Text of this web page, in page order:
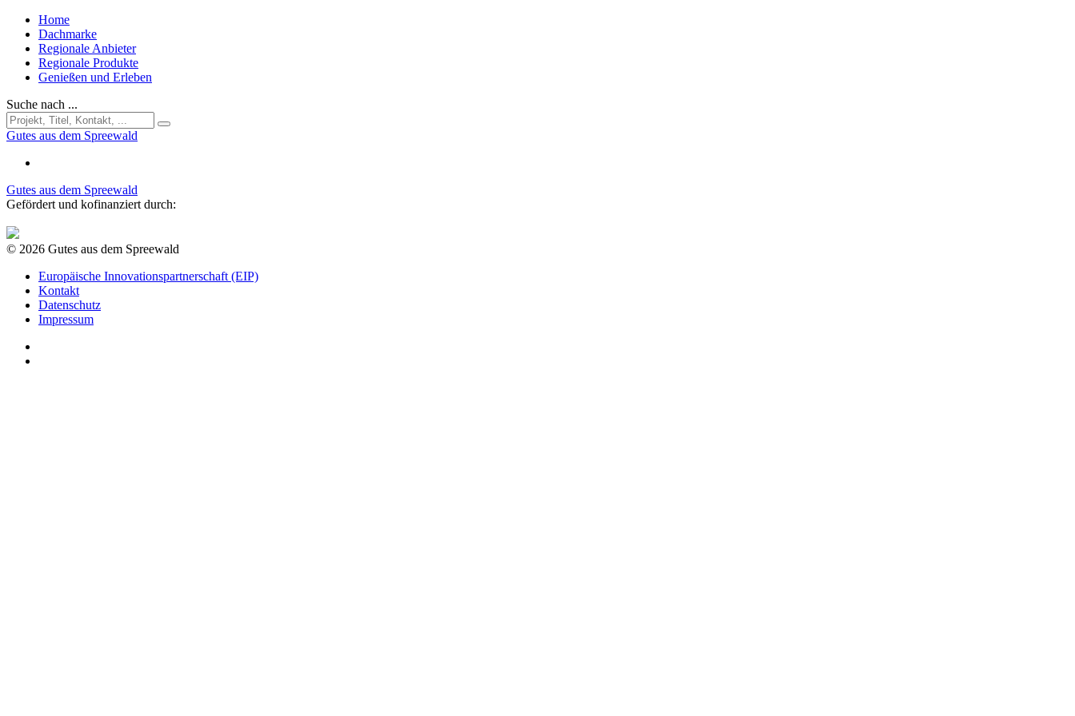
Home
Dachmarke
Regionale Anbieter
Regionale Produkte
Genießen und Erleben
Suche nach ...
Gutes aus dem Spreewald
Gutes aus dem Spreewald
Gefördert und kofinanziert durch:
© 2026 Gutes aus dem Spreewald
Europäische Innovationspartnerschaft (EIP)
Kontakt
Datenschutz
Impressum